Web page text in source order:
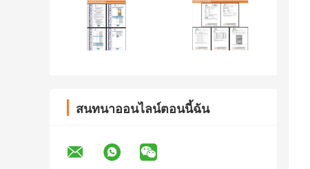
สนทนาออนไลน์ตอนนี้ฉัน